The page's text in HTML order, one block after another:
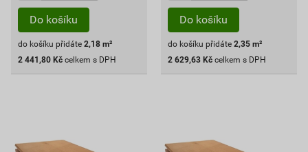
Do košíku
do košíku přidáte 2,18 m²
2 441,80 Kč celkem s DPH
Do košíku
do košíku přidáte 2,35 m²
2 629,63 Kč celkem s DPH